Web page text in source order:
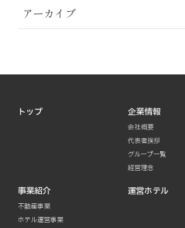
アーカイブ
トップ 企業情報
会社概要
代表者挨拶
グループ一覧
経営理念
事業紹介
不動産事業
ホテル運営事業
運営ホテル